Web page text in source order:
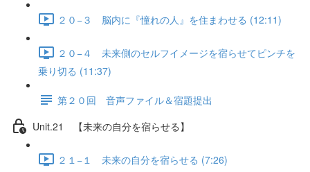
２０−３ 脳内に『憧れの人』を住まわせる (12:11)
２０−４ 未来側のセルフイメージを宿らせてピンチを
乗り切る (11:37)
第２０回 音声ファイル＆宿題提出
Unit.21 【未来の自分を宿らせる】
２１−１ 未来の自分を宿らせる (7:26)